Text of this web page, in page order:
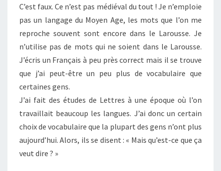
C’est faux. Ce n’est pas médiéval du tout ! Je n’emploie
pas un langage du Moyen Age, les mots que l’on me
reproche souvent sont encore dans le Larousse. Je
n’utilise pas de mots qui ne soient dans le Larousse.
J’écris un Français à peu près correct mais il se trouve
que j’ai peut-être un peu plus de vocabulaire que
certaines gens.
J’ai fait des études de Lettres à une époque où l’on
travaillait beaucoup les langues. J’ai donc un certain
choix de vocabulaire que la plupart des gens n’ont plus
aujourd’hui. Alors, ils se disent : « Mais qu’est-ce que ça
veut dire ? »